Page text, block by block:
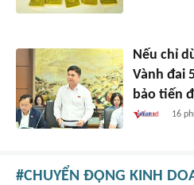
Nếu chỉ
Vành đai
bảo tiến
16
CHUYỂN ĐỘNG KINH